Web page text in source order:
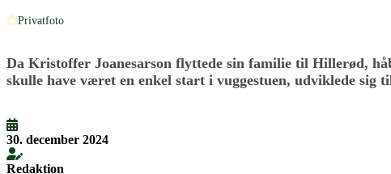
Privatfoto
Da Kristoffer Joanesarson flyttede sin familie til Hillerød,
skulle have været en enkel start i vuggestuen, udviklede sig
30. december 2024
Redaktion